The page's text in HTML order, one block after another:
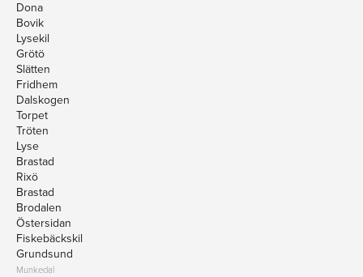
Dona
Bovik
Lysekil
Grötö
Slätten
Fridhem
Dalskogen
Torpet
Tröten
Lyse
Brastad
Rixö
Brastad
Brodalen
Östersidan
Fiskebäckskil
Grundsund
Munkedal